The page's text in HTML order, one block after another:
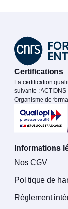
Certifications
La certification
suivante : ACTIONS
Organisme de
Informations
Nos CGV
Politique de
Règlement